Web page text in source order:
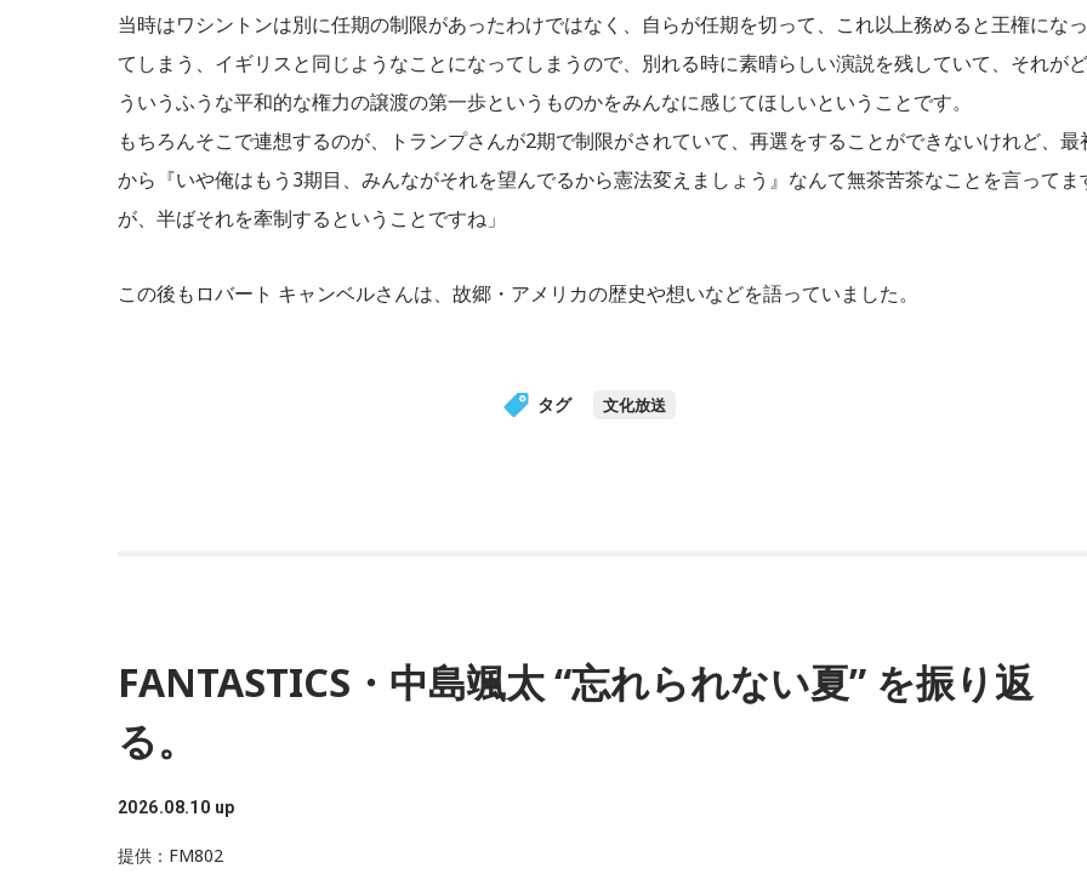
当時はワシントンは別に任期の制限があったわけではなく、自らが任期を切って、これ以上務めると王権になっ
てしまう、イギリスと同じようなことになってしまうので、別れる時に素晴らしい演説を残していて、それがど
ういうふうな平和的な権力の譲渡の第一歩というものかをみんなに感じてほしいということです。
もちろんそこで連想するのが、トランプさんが2期で制限がされていて、再選をすることができないけれど、最
から『いや俺はもう3期目、みんながそれを望んでるから憲法変えましょう』なんて無茶苦茶なことを言ってま
が、半ばそれを牽制するということですね」
この後もロバート キャンベルさんは、故郷・アメリカの歴史や想いなどを語っていました。
タグ 文化放送
FANTASTICS・中島颯太 “忘れられない夏” を振り返
る。
2026.08.10 up
提供：FM802